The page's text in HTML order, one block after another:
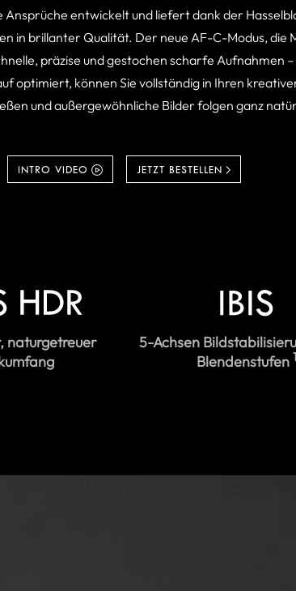
Ansprüche entwickelt und liefert dank der
in brillanter Qualität. Der neue AF-C-Modus, die
präzise und gestochen scharfe Aufnahmen
optimiert, können Sie vollständig in Ihren
und außergewöhnliche Bilder folgen ganz
INTRO VIDEO JETZT BESTELLEN
naturgetreuer
5-Achsen
Blendenstufen 1